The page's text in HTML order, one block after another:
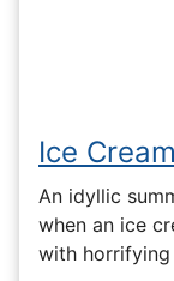
Ice
An idyllic
when an ice
with horrifying